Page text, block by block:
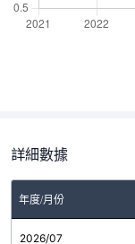
詳細數據
年度/月份
2026/07